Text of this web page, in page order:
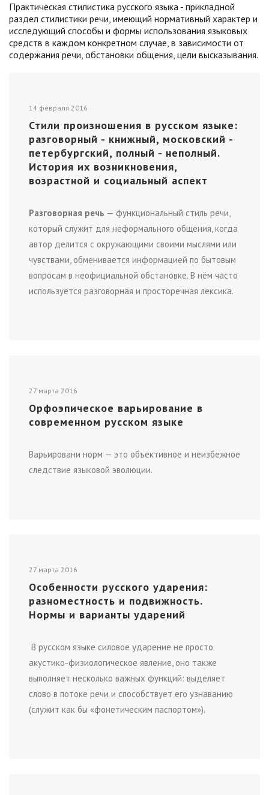
Практическая стилистика русского языка - прикладной
раздел стилистики речи, имеющий нормативный характер и
исследующий способы и формы использования языковых
средств в каждом конкретном случае, в зависимости от
содержания речи, обстановки общения, цели высказывания.
14 февраля 2016
Стили произношения в русском языке:
разговорный - книжный, московский -
петербургский, полный - неполный.
История их возникновения,
возрастной и социальный аспект
Разговорная речь — функциональный стиль речи,
который служит для неформального общения, когда
автор делится с окружающими своими мыслями или
чувствами, обменивается информацией по бытовым
вопросам в неофициальной обстановке. В нём часто
используется разговорная и просторечная лексика.
27 марта 2016
Орфоэпическое варьирование в
современном русском языке
Варьировани норм — это объективное и неизбежное
следствие языковой эволюции.
27 марта 2016
Особенности русского ударения:
разноместность и подвижность.
Нормы и варианты ударений
В русском языке силовое ударение не просто
акустико-физиологическое явление, оно также
выполняет несколько важных функций: выделяет
слово в потоке речи и способствует его узнаванию
(служит как бы «фонетическим паспортом»).